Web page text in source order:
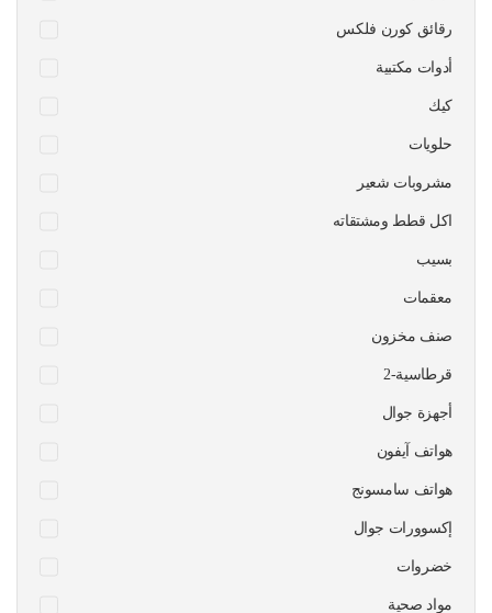
رقائق كورن فلكس
أدوات مكتبية
كيك
حلويات
مشروبات شعير
اكل قطط ومشتقاته
بسيب
معقمات
صنف مخزون
قرطاسية-2
أجهزة جوال
هواتف آيفون
هواتف سامسونج
إكسوورات جوال
خضروات
مواد صحية